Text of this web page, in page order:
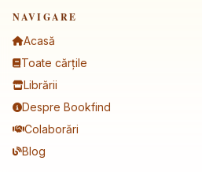
NAVIGARE
Acasă
Toate cărțile
Librării
Despre Bookfind
Colaborări
Blog